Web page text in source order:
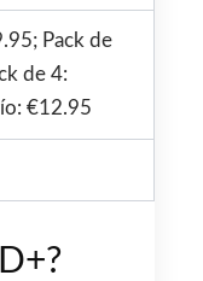
Pack de
de 4:
€12.95